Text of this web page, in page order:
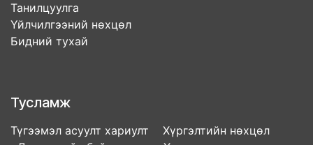
Танилцуулга
Үйлчилгээний нөхцөл
Бидний тухай
Тусламж
Түгээмэл асуулт хариулт Хүргэлтийн нөхцөл